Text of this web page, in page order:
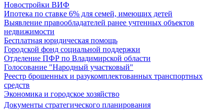
Новостройки ВИФ
Ипотека по ставке 6% для семей, имеющих детей
Выявление правообладателей ранее учтенных объектов
недвижимости
Бесплатная юридическая помощь
Городской фонд социальной поддержки
Отделение ПФР по Владимирской области
Голосование "Народный участковый"
Реестр брошенных и разукомплектованных транспортных
средств
Экономика и городское хозяйство
Документы стратегического планирования